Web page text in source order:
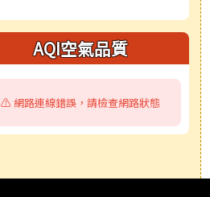
AQI空氣品質
⚠️ 網路連線錯誤，請檢查網路狀態